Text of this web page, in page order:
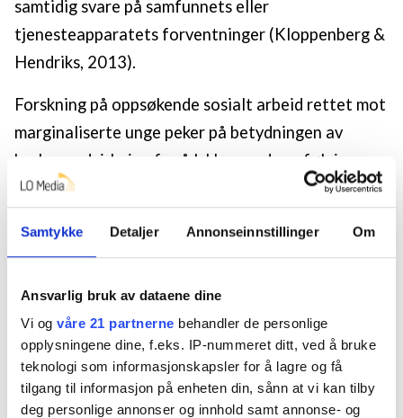
Samtykke Detaljer Annonseinnstillinger Om
Ansvarlig bruk av dataene dine
Vi og våre 21 partnerne behandler de personlige
opplysningene dine, f.eks. IP-nummeret ditt, ved å bruke
teknologi som informasjonskapsler for å lagre og få
tilgang til informasjon på enheten din, sånn at vi kan tilby
deg personlige annonser og innhold samt annonse- og
samtidig svare på samfunnets eller
tjenesteapparatets forventninger (Kloppenberg &
Hendriks, 2013).
Forskning på oppsøkende sosialt arbeid rettet mot
marginaliserte unge peker på betydningen av
brukermedvirkning for å lykkes med oppfølgingen,
og viser til at kvaliteten blir sterkt påvirket av
stille spørsmål, ta valg og arbeide aktivt sammen
Oldeide et al., 2020b). I en norsk studie blant
utsatte ungdommer kom det frem at oppsøkende
sosialarbeidere kan fungere som agenter i
ungdommenes liv gjennom å fremme
brukermedvirkningsprosesser (Oldeide et al.,